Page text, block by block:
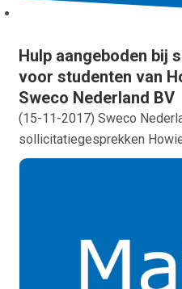
Hulp aangeboden bij
voor studenten van
Sweco Nederland BV
(15-11-2017) Sweco
sollicitatiegesprekken